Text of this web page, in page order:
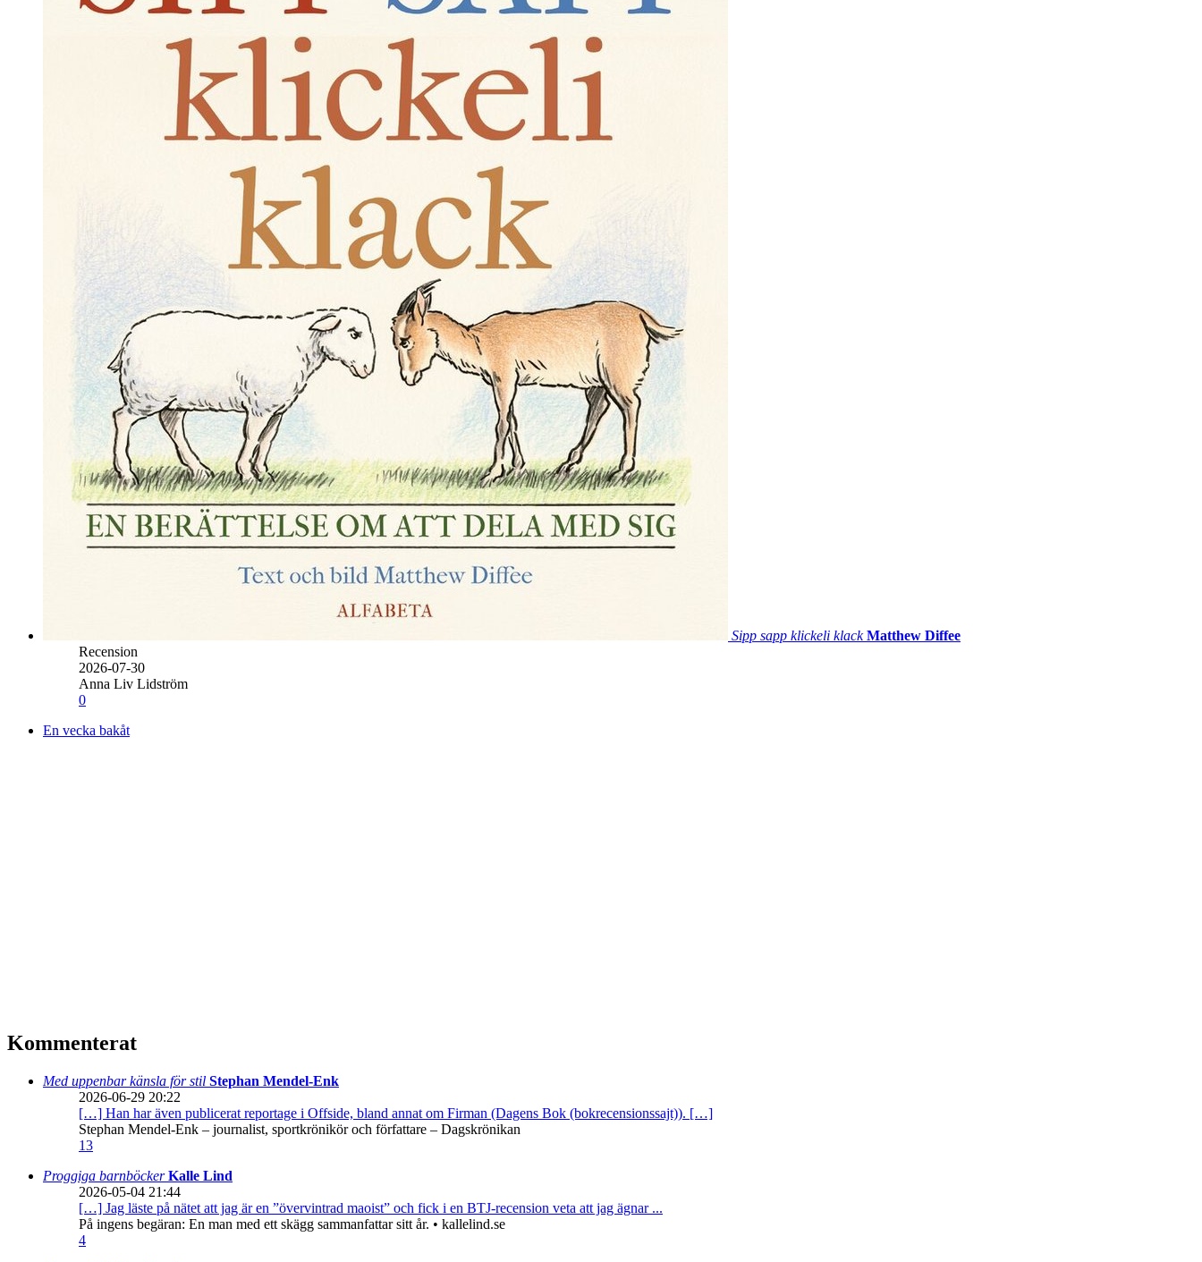
Sipp sapp klickeli klack Matthew Diffee
Recension
2026-07-30
Anna Liv Lidström
0
En vecka bakåt
Kommenterat
Med uppenbar känsla för stil Stephan Mendel-Enk
2026-06-29 20:22
[…] Han har även publicerat reportage i Offside, bland annat om Firman (Dagens Bok (bokrecensionssajt)). […]
Stephan Mendel-Enk – journalist, sportkrönikör och författare – Dagskrönikan
13
Proggiga barnböckerKalle Lind
2026-05-04 21:44
[…] Jag läste på nätet att jag är en ”övervintrad maoist” och fick i en BTJ-recension veta att jag ägnar ...
På ingens begäran: En man med ett skägg sammanfattar sitt år. • kallelind.se
4